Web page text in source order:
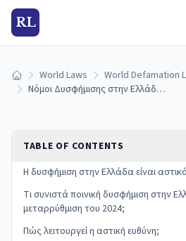
RL
Home World Laws
World Defamation
Νόμοι Δυσφήμισης στην Ελλάδα: Αστική, Ποινική Ευθύνη και Υπερασπίσεις
TABLE OF CONTENTS
Η δυσφήμιση στην Ελλάδα είναι
Τι συνιστά ποινική δυσφήμιση στην
μεταρρύθμιση του 2024;
Πώς λειτουργεί η αστική ευθύνη;